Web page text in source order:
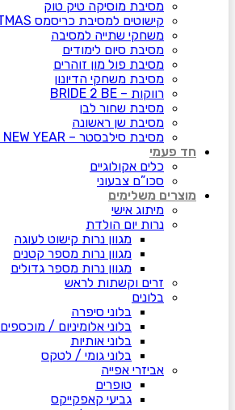
מסיבת מוסיקה טיק טוק
קישוטים למסיבת כריסמס CHRISTMAS
משחקי שתייה למסיבה
מסיבת סיום לימודים
מסיבת פול מון זוהרים
מסיבת משחקי הדיונון
רווקות – BRIDE 2 BE
מסיבת שחור לבן
מסיבת שן ראשונה
מסיבת סילבסטר – HAPPY NEW YEAR
חד פעמי
כלים אקולוגיים
סכו”ם צבעוני
מוצרים משלימים
מיתוג אישי
נרות יום הולדת
מגוון נרות קישוט לעוגה
מגוון נרות מספר קטנים
מגוון נרות מספר גדולים
זרים וקשתות לראש
בלונים
בלוני סיפרה
בלוני אלומיניום / מוכספים
בלוני אותיות
בלוני גומי / לטקס
אביזרי אפייה
טופרים
גביעי קאפקייקס